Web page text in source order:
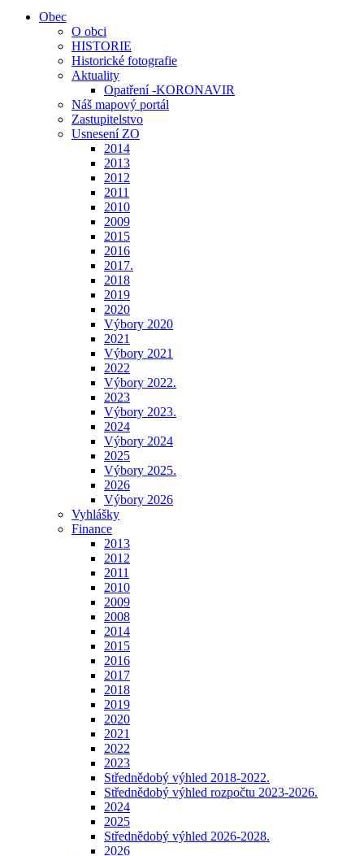
Obec
O obci
HISTORIE
Historické fotografie
Aktuality
Opatření -KORONAVIR
Náš mapový portál
Zastupitelstvo
Usnesení ZO
2014
2013
2012
2011
2010
2009
2015
2016
2017.
2018
2019
2020
Výbory 2020
2021
Výbory 2021
2022
Výbory 2022.
2023
Výbory 2023.
2024
Výbory 2024
2025
Výbory 2025.
2026
Výbory 2026
Vyhlášky
Finance
2013
2012
2011
2010
2009
2008
2014
2015
2016
2017
2018
2019
2020
2021
2022
2023
Střednědobý výhled 2018-2022.
Střednědobý výhled rozpočtu 2023-2026.
2024
2025
Střednědobý výhled 2026-2028.
2026